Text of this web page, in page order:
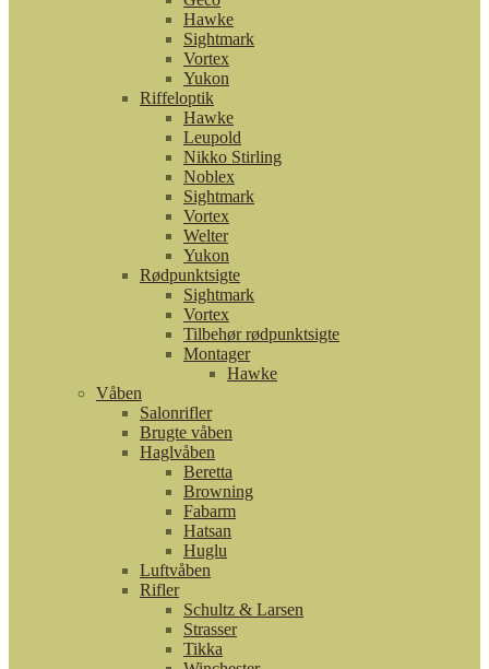
Hawke
Sightmark
Vortex
Yukon
Riffeloptik
Hawke
Leupold
Nikko Stirling
Noblex
Sightmark
Vortex
Welter
Yukon
Rødpunktsigte
Sightmark
Vortex
Tilbehør rødpunktsigte
Montager
Hawke
Våben
Salonrifler
Brugte våben
Haglvåben
Beretta
Browning
Fabarm
Hatsan
Huglu
Luftvåben
Rifler
Schultz & Larsen
Strasser
Tikka